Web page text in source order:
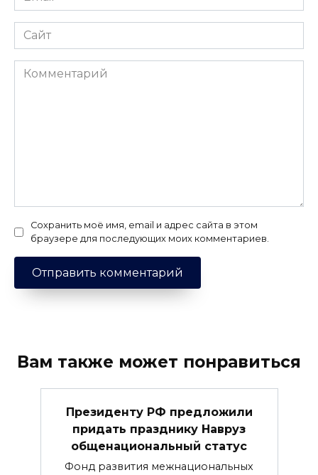
*
Сайт
Комментарий
Сохранить моё имя, email и адрес сайта в этом
браузере для последующих моих комментариев.
Вам также может понравиться
Президенту РФ предложили
придать празднику Навруз
общенациональный статус
Фонд развития межнациональных